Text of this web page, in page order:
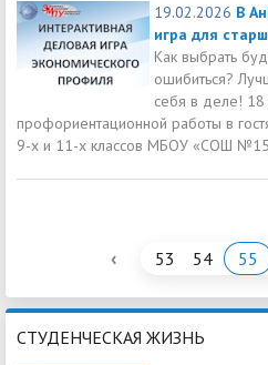
19.02.2026 В
игра для
Как выбрать
ошибиться?
себя в деле!
профориентационной работы в
9-х и 11-х классов МБОУ «СОШ
‹ 53 54 55
СТУДЕНЧЕСКАЯ ЖИЗНЬ